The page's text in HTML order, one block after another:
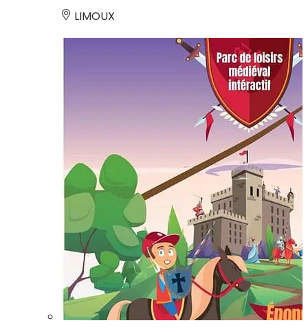
LIMOUX